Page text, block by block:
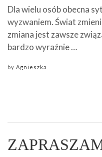
Dla wielu osób obecna
wyzwaniem. Świat
zmiana jest zawsze
bardzo wyraźnie …
by Agnieszka